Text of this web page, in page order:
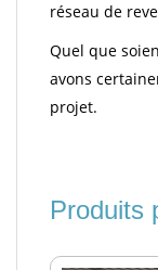
réseau de
Quel que
avons
projet.
Produits